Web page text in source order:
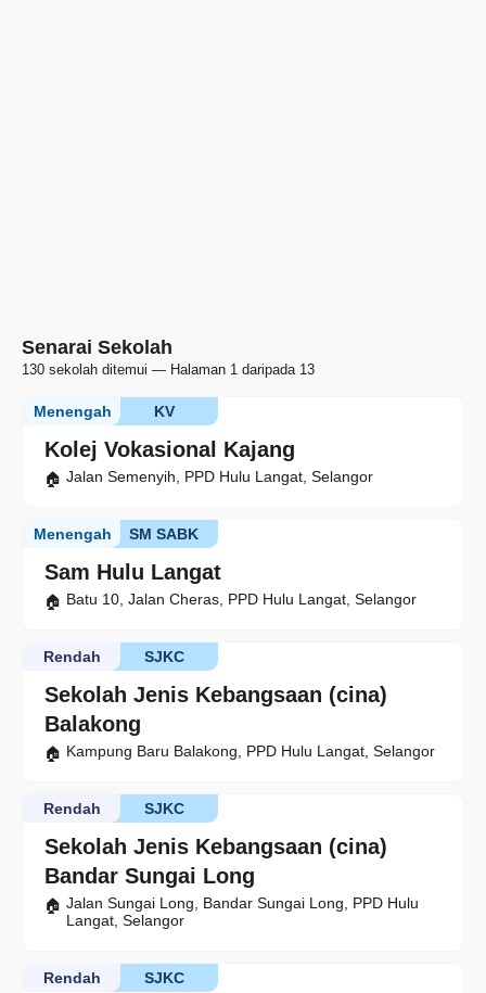
Senarai Sekolah
130 sekolah ditemui — Halaman 1 daripada 13
Kolej Vokasional Kajang
KV
Menengah
Jalan Semenyih, PPD Hulu Langat, Selangor
Sam Hulu Langat
SM SABK
Menengah
Batu 10, Jalan Cheras, PPD Hulu Langat, Selangor
Sekolah Jenis Kebangsaan (cina)
Balakong
SJKC
Rendah
Kampung Baru Balakong, PPD Hulu Langat, Selangor
Sekolah Jenis Kebangsaan (cina)
Bandar Sungai Long
SJKC
Rendah
Jalan Sungai Long, Bandar Sungai Long, PPD Hulu
Langat, Selangor
SJKC
Rendah